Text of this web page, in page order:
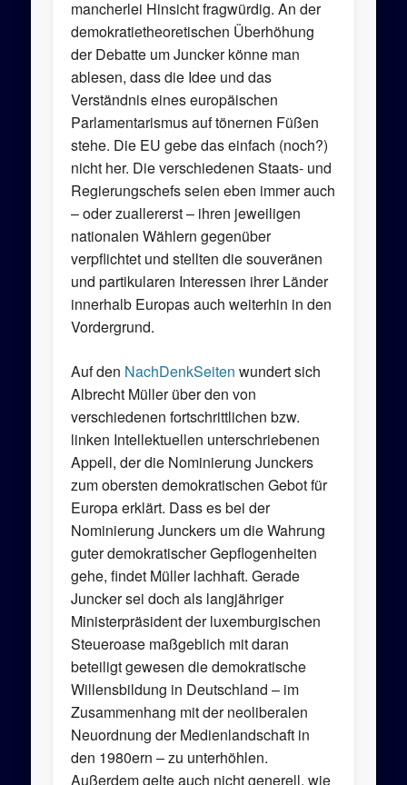
mancherlei Hinsicht fragwürdig. An der
demokratietheoretischen Überhöhung
der Debatte um Juncker könne man
ablesen, dass die Idee und das
Verständnis eines europäischen
Parlamentarismus auf tönernen Füßen
stehe. Die EU gebe das einfach (noch?)
nicht her. Die verschiedenen Staats- und
Regierungschefs seien eben immer auch
– oder zuallererst – ihren jeweiligen
nationalen Wählern gegenüber
verpflichtet und stellten die souveränen
und partikularen Interessen ihrer Länder
innerhalb Europas auch weiterhin in den
Vordergrund.
Auf den NachDenkSeiten wundert sich
Albrecht Müller über den von
verschiedenen fortschrittlichen bzw.
linken Intellektuellen unterschriebenen
Appell, der die Nominierung Junckers
zum obersten demokratischen Gebot für
Europa erklärt. Dass es bei der
Nominierung Junckers um die Wahrung
guter demokratischer Gepflogenheiten
gehe, findet Müller lachhaft. Gerade
Juncker sei doch als langjähriger
Ministerpräsident der luxemburgischen
Steueroase maßgeblich mit daran
beteiligt gewesen die demokratische
Willensbildung in Deutschland – im
Zusammenhang mit der neoliberalen
Neuordnung der Medienlandschaft in
den 1980ern – zu unterhöhlen.
Außerdem gelte auch nicht generell, wie